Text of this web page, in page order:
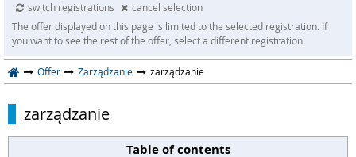
switch registrations
cancel selection
The offer displayed on this page is limited to the selected registration. If
you want to see the rest of the offer, select a different registration.
Offer Zarządzanie zarządzanie
zarządzanie
Table of contents